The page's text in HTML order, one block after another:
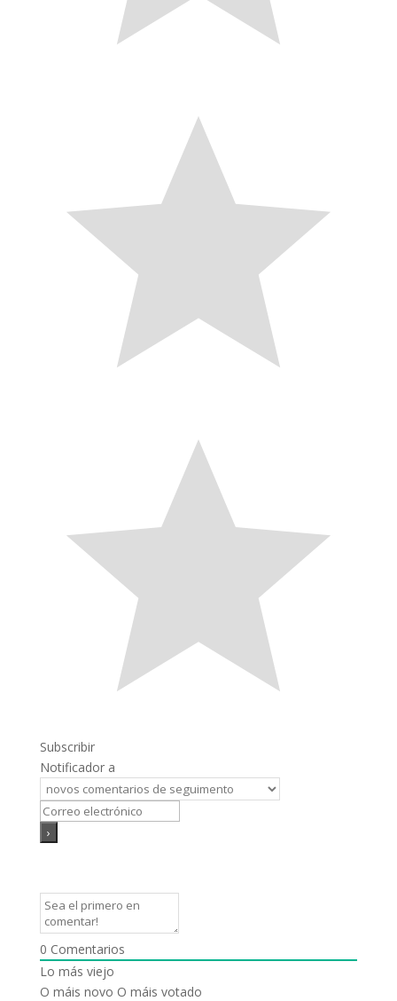
Subscribir
Notificador a
0 Comentarios
Lo más viejo
O máis novo O máis votado